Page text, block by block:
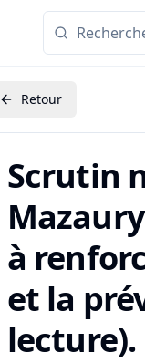
Retour
Scrutin
à
et la
lecture).